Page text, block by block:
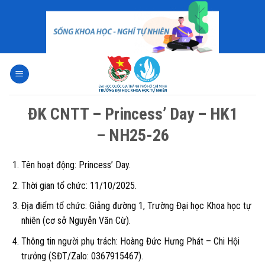
ĐK CNTT – Princess’ Day – HK1
– NH25-26
Tên hoạt động: Princess’ Day.
Thời gian tổ chức: 11/10/2025.
Địa điểm tổ chức: Giảng đường 1, Trường Đại học Khoa học tự
nhiên (cơ sở Nguyễn Văn Cừ).
Thông tin người phụ trách: Hoàng Đức Hưng Phát – Chi Hội
trưởng (SĐT/Zalo: 0367915467).